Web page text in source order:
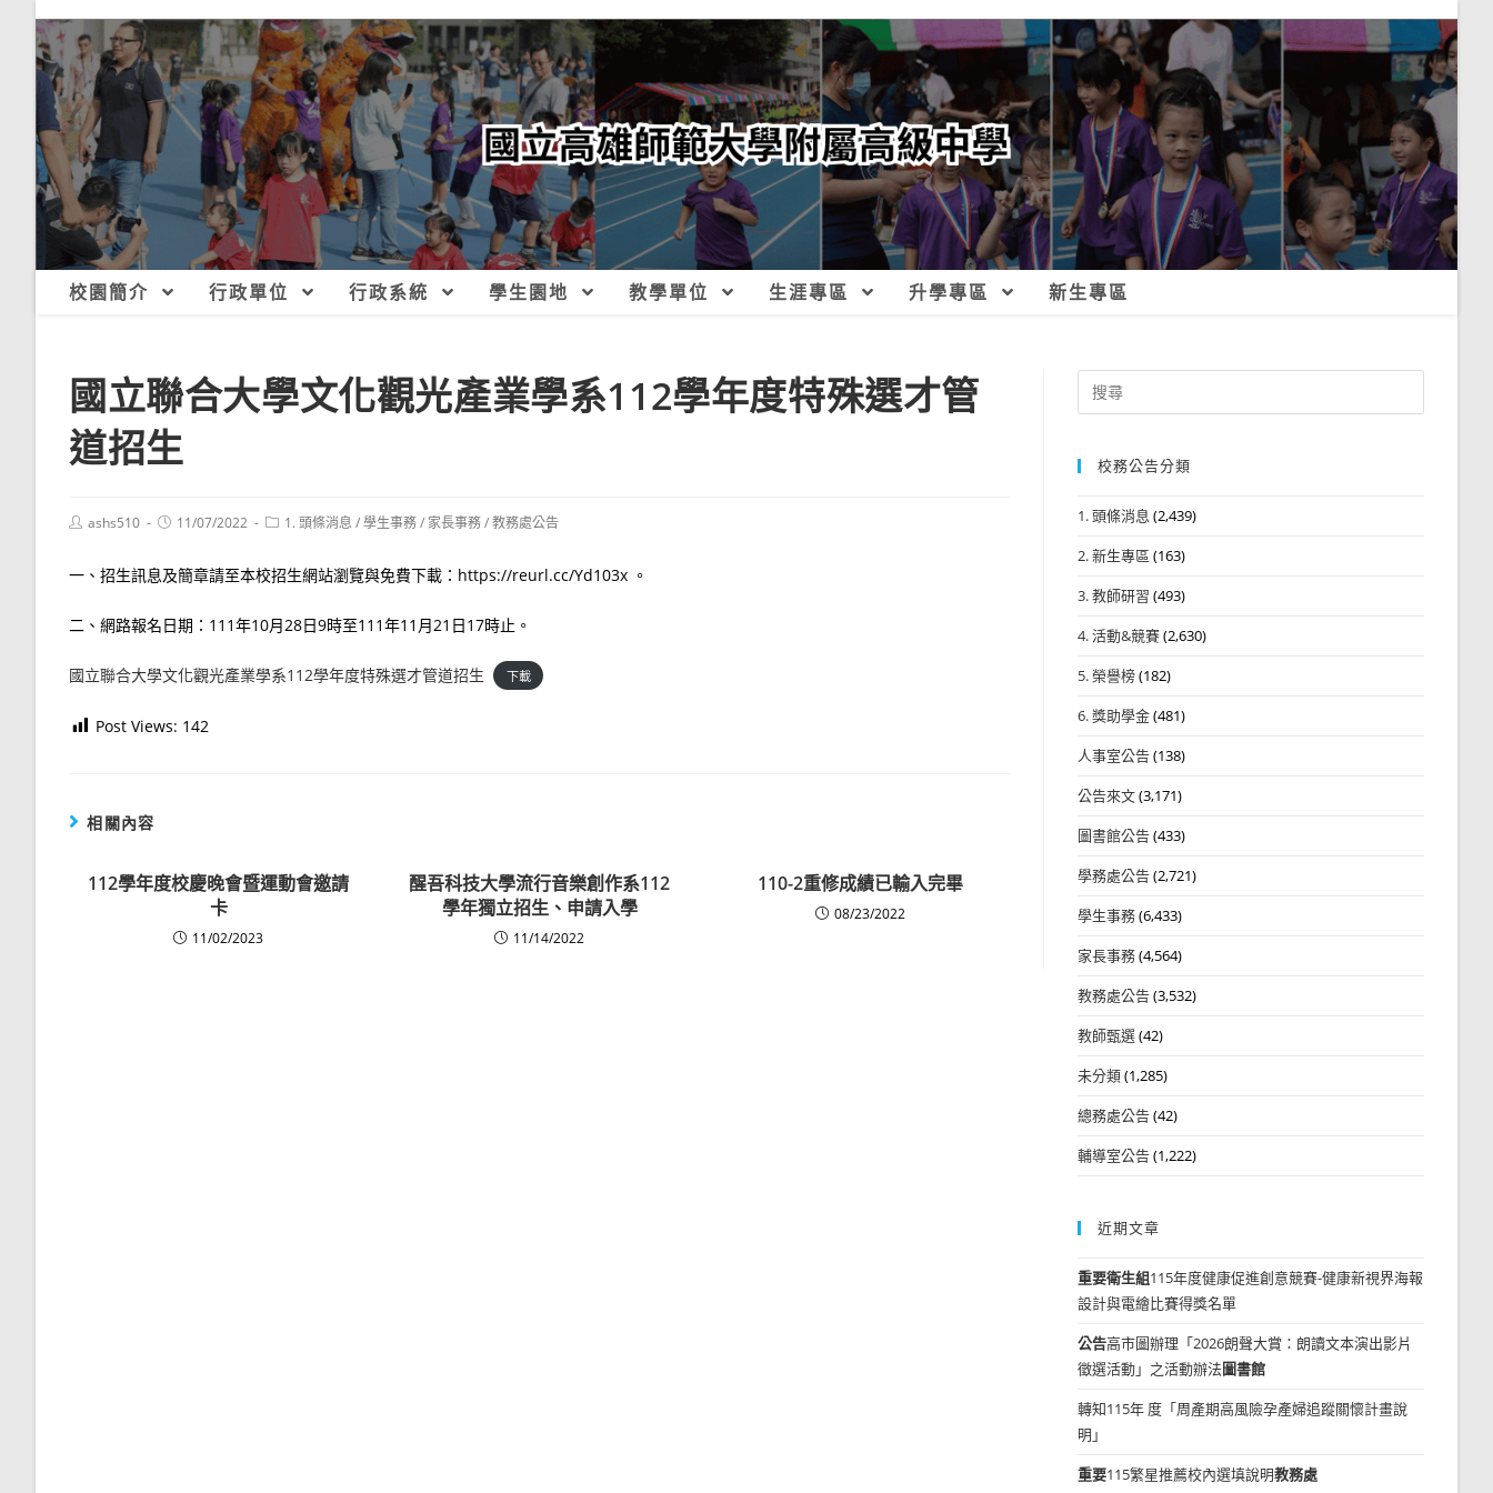
校園簡介 行政單位 行政系統 學生園地 教學單位 生涯專區 升學專區 新生專區
國立聯合大學文化觀光產業學系112學年度特殊選才管
道招生
Postashs510
Post11/07/2022
Post1. 頭條消息 /學生事務/ 家長事務/教務處公告
一、招生訊息及簡章請至本校招生網站瀏覽與免費下載：https://reurl.cc/Yd103x 。
二、網路報名日期：111年10月28日9時至111年11月21日17時止。
國立聯合大學文化觀光產業學系112學年度特殊選才管道招生 下載
Post Views: 142
相關內容
112學年度校慶晚會暨運動會邀請
卡
11/02/2023
醒吾科技大學流行音樂創作系112
學年獨立招生、申請入學
11/14/2022
110-2重修成績已輸入完畢
08/23/2022
Search
for:
校務公告分類
1. 頭條消息 (2,439)
2. 新生專區 (163)
3. 教師研習 (493)
4. 活動&競賽(2,630)
5. 榮譽榜(182)
6. 獎助學金(481)
人事室公告(138)
公告來文(3,171)
圖書館公告(433)
學務處公告(2,721)
學生事務(6,433)
家長事務(4,564)
教務處公告(3,532)
教師甄選(42)
未分類(1,285)
總務處公告(42)
輔導室公告(1,222)
近期文章
重要衛生組115年度健康促進創意競賽-健康新視界海報
設計與電繪比賽得獎名單
公告高市圖辦理「2026朗聲大賞：朗讀文本演出影片
徵選活動」之活動辦法圖書館
轉知115年 度「周產期高風險孕產婦追蹤關懷計畫說
明」
重要115繁星推薦校內選填說明教務處